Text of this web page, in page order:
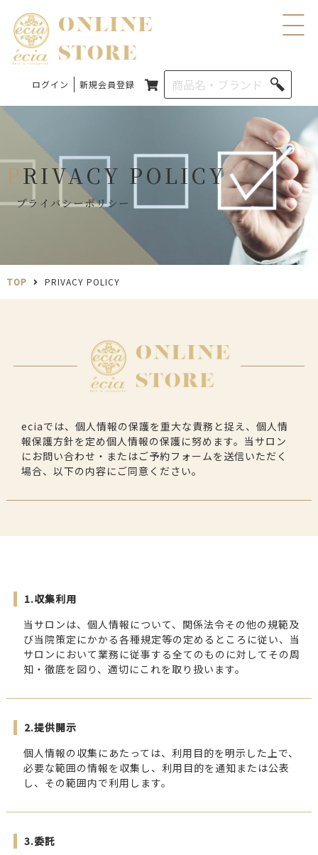
ログイン 新規会員登録
PRIVACY POLICY
プライバシーポリシー
TOP PRIVACY POLICY
eciaでは、個人情報の保護を重大な責務と捉え、個人情
報保護方針を定め個人情報の保護に努めます。当サロン
にお問い合わせ・またはご予約フォームを送信いただく
場合、以下の内容にご同意ください。
1.収集利用
当サロンは、個人情報について、関係法令その他の規範及
び当院策定にかかる各種規定等の定めるところに従い、当
サロンにおいて業務に従事する全てのものに対してその周
知・徹底を図り、適切にこれを取り扱います。
2.提供開示
個人情報の収集にあたっては、利用目的を明示した上で、
必要な範囲の情報を収集し、利用目的を通知または公表
し、その範囲内で利用します。
3.委託